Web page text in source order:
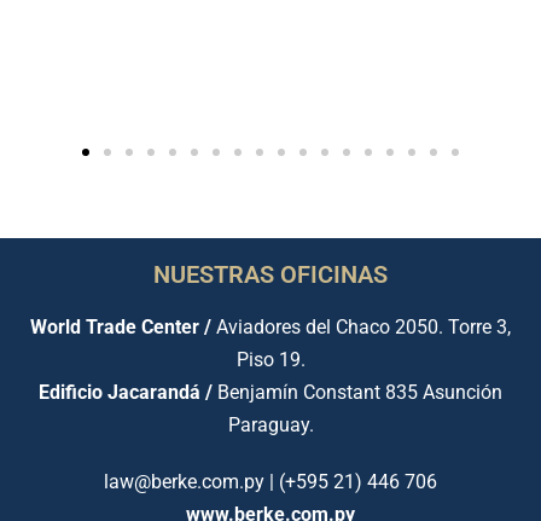
NUESTRAS OFICINAS
World Trade Center / Aviadores del Chaco 2050. Torre 3,
Piso 19.
Edificio Jacarandá / Benjamín Constant 835 Asunción
Paraguay.
law@berke.com.py | (+595 21) 446 706
www.berke.com.py